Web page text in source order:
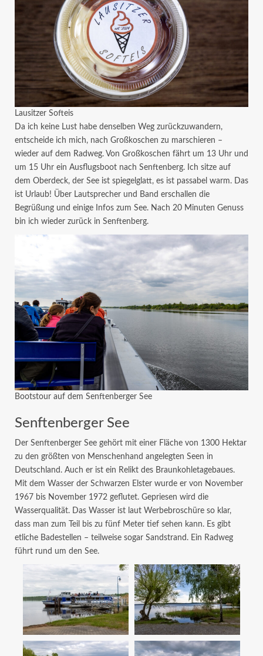
Lausitzer Softeis
Da ich keine Lust habe denselben Weg zurückzuwandern,
entscheide ich mich, nach Großkoschen zu marschieren –
wieder auf dem Radweg. Von Großkoschen fährt um 13 Uhr und
um 15 Uhr ein Ausflugsboot nach Senftenberg. Ich sitze auf
dem Oberdeck, der See ist spiegelglatt, es ist passabel warm. Das
ist Urlaub! Über Lautsprecher und Band erschallen die
Begrüßung und einige Infos zum See. Nach 20 Minuten Genuss
bin ich wieder zurück in Senftenberg.
Bootstour auf dem Senftenberger See
Senftenberger See
Der Senftenberger See gehört mit einer Fläche von 1300 Hektar
zu den größten von Menschenhand angelegten Seen in
Deutschland. Auch er ist ein Relikt des Braunkohletagebaues.
Mit dem Wasser der Schwarzen Elster wurde er von November
1967 bis November 1972 geflutet. Gepriesen wird die
Wasserqualität. Das Wasser ist laut Werbebroschüre so klar,
dass man zum Teil bis zu fünf Meter tief sehen kann. Es gibt
etliche Badestellen – teilweise sogar Sandstrand. Ein Radweg
führt rund um den See.